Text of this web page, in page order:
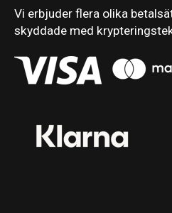
Vi erbjuder flera olika
skyddade med